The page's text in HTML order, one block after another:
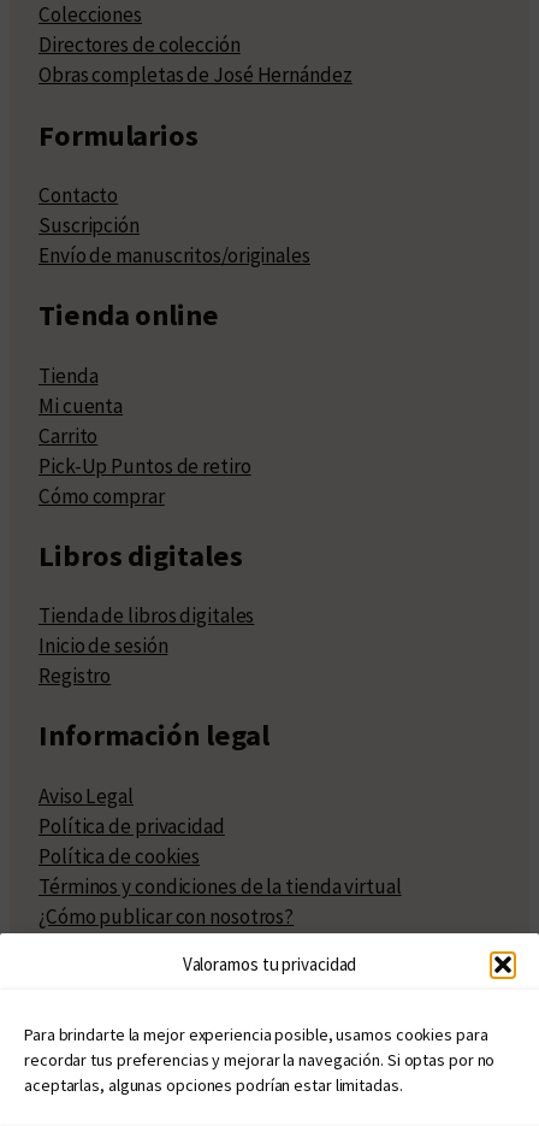
Valoramos tu privacidad
Para brindarte la mejor experiencia posible, usamos cookies para
recordar tus preferencias y mejorar la navegación. Si optas por no
aceptarlas, algunas opciones podrían estar limitadas.
Colecciones
Directores de colección
Obras completas de José Hernández
Formularios
Contacto
Suscripción
Envío de manuscritos/originales
Tienda online
Tienda
Mi cuenta
Carrito
Pick-Up Puntos de retiro
Cómo comprar
Libros digitales
Tienda de libros digitales
Inicio de sesión
Registro
Información legal
Aviso Legal
Política de privacidad
Política de cookies
Términos y condiciones de la tienda virtual
¿Cómo publicar con nosotros?
Políticas de publicación
Políticas de coedición
Atribuciones